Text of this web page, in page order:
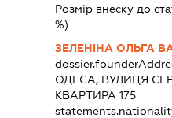
Розмір внеску до
%)
ЗЕЛЕНІНА ОЛЬГА
ОДЕСА, ВУЛИЦЯ
КВАРТИРА 175